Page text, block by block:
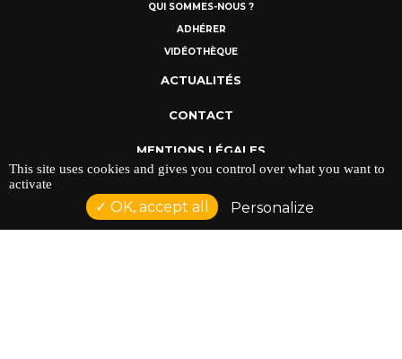
QUI SOMMES-NOUS ?
ADHÉRER
VIDÉOTHÈQUE
ACTUALITÉS
CONTACT
MENTIONS LÉGALES
This site uses cookies and gives you control over what you want to
activate
OK, accept all Personalize